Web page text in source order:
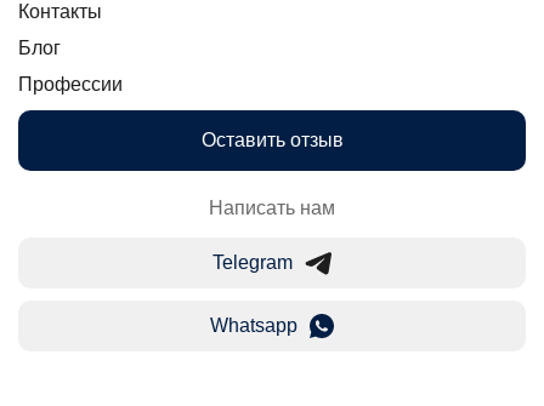
Контакты
Блог
Профессии
Оставить отзыв
Написать нам
Telegram
Whatsapp